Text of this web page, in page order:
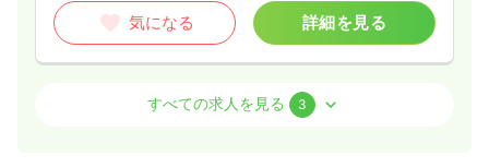
気になる 詳細を見る
正看護師 / 管理職すべての求人を見る 3